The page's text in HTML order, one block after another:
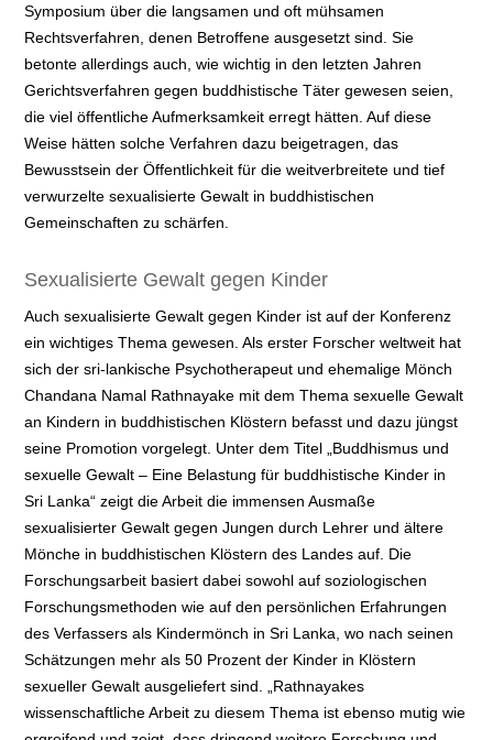
Symposium über die langsamen und oft mühsamen
Rechtsverfahren, denen Betroffene ausgesetzt sind. Sie
betonte allerdings auch, wie wichtig in den letzten Jahren
Gerichtsverfahren gegen buddhistische Täter gewesen seien,
die viel öffentliche Aufmerksamkeit erregt hätten. Auf diese
Weise hätten solche Verfahren dazu beigetragen, das
Bewusstsein der Öffentlichkeit für die weitverbreitete und tief
verwurzelte sexualisierte Gewalt in buddhistischen
Gemeinschaften zu schärfen.
Sexualisierte Gewalt gegen Kinder
Auch sexualisierte Gewalt gegen Kinder ist auf der Konferenz
ein wichtiges Thema gewesen. Als erster Forscher weltweit hat
sich der sri-lankische Psychotherapeut und ehemalige Mönch
Chandana Namal Rathnayake mit dem Thema sexuelle Gewalt
an Kindern in buddhistischen Klöstern befasst und dazu jüngst
seine Promotion vorgelegt. Unter dem Titel „Buddhismus und
sexuelle Gewalt – Eine Belastung für buddhistische Kinder in
Sri Lanka“ zeigt die Arbeit die immensen Ausmaße
sexualisierter Gewalt gegen Jungen durch Lehrer und ältere
Mönche in buddhistischen Klöstern des Landes auf. Die
Forschungsarbeit basiert dabei sowohl auf soziologischen
Forschungsmethoden wie auf den persönlichen Erfahrungen
des Verfassers als Kindermönch in Sri Lanka, wo nach seinen
Schätzungen mehr als 50 Prozent der Kinder in Klöstern
sexueller Gewalt ausgeliefert sind. „Rathnayakes
wissenschaftliche Arbeit zu diesem Thema ist ebenso mutig wie